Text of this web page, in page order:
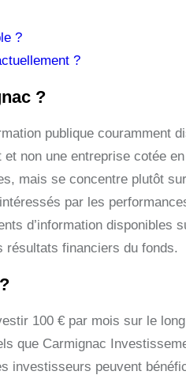
?
?
?
publique couramment
non une entreprise cotée
mais se concentre plutôt
par les
d’information disponibles
résultats financiers du fonds.
100 € par mois sur le
que Carmignac
investisseurs peuvent